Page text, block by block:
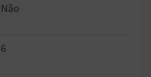
Não
6